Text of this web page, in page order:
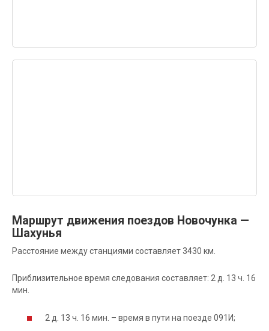
Маршрут движения поездов Новочунка —
Шахунья
Расстояние между станциями составляет 3430 км.
Приблизительное время следования составляет: 2 д. 13 ч. 16
мин.
2 д. 13 ч. 16 мин. – время в пути на поезде 091И;